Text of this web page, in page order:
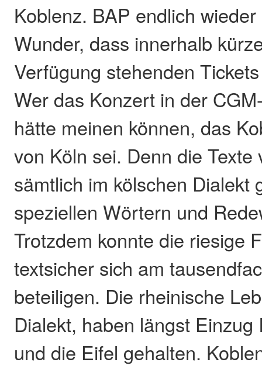
Koblenz. BAP endlich
Wunder, dass innerhalb
Verfügung stehenden
Wer das Konzert in der
hätte meinen können, das
von Köln sei. Denn die Texte
sämtlich im kölschen Dialekt
speziellen Wörtern und
Trotzdem konnte die riesige
textsicher sich am
beteiligen. Die rheinische
Dialekt, haben längst
und die Eifel gehalten.